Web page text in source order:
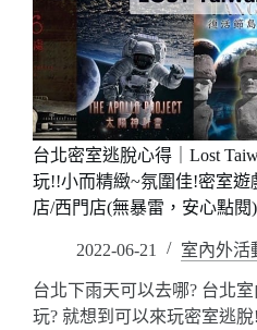
台北密室逃脫心得｜Lost
玩!!小而精緻~氛圍佳!密室遊
店/西門店(無暴雷，安心點閱)
2022-06-21 室內外活
台北下雨天可以去哪? 台北
玩? 就想到可以來玩密室逃